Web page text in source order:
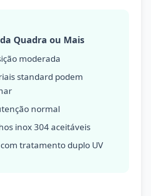
Quadra ou Mais
moderada
standard podem
normal
inox 304 aceitáveis
com tratamento duplo UV